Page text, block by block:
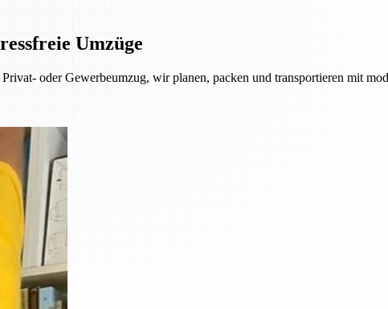
Umzüge
oder Gewerbeumzug, wir planen, packen und transportieren mit